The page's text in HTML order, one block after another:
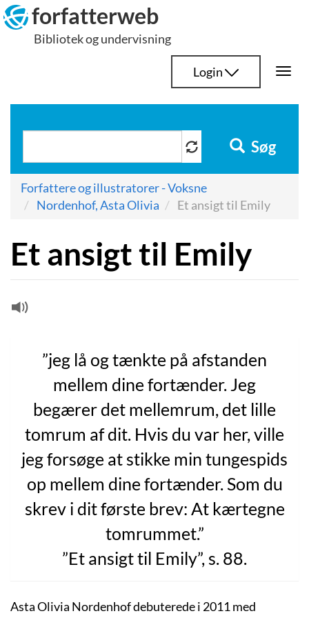
Hop
til
indhold
forfatterweb
Bibliotek og undervisning
Login
Søg
Forfattere og illustratorer - Voksne
Nordenhof, Asta Olivia
Et ansigt til Emily
Et ansigt til Emily
”jeg lå og tænkte på afstanden
mellem dine fortænder. Jeg
begærer det mellemrum, det lille
tomrum af dit. Hvis du var her, ville
jeg forsøge at stikke min tungespids
op mellem dine fortænder. Som du
skrev i dit første brev: At kærtegne
tomrummet.”
”Et ansigt til Emily”, s. 88.
Asta Olivia Nordenhof debuterede i 2011 med